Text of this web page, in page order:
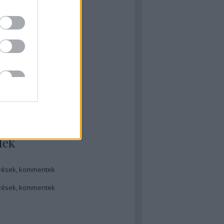
(5)
(9)
, kommentek
, kommentek